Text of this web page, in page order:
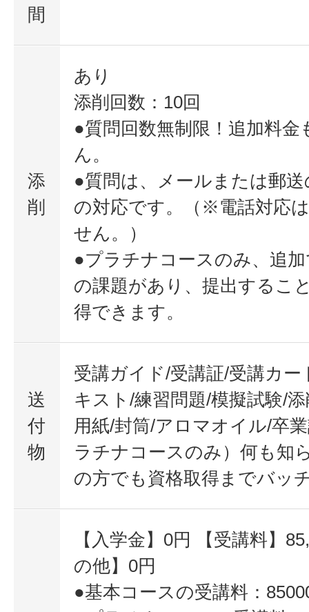
間
添
削
あり
添削回数：10回
●質問回数無制限！追加料金
ん。
●質問は、メールまたは郵
の対応です。（※電話対応
せん。）
●プラチナコースのみ、追
の課題があり、提出するこ
得できます。
送
付
物
受講ガイド/受講証/受講カ
キスト/練習問題/模擬試験/
用紙/封筒/アロマオイル/卒
ラチナコースのみ）何も知
の方でも資格取得までバッ
【入学金】0円 【受講料】
の他】0円
●基本コースの受講料：